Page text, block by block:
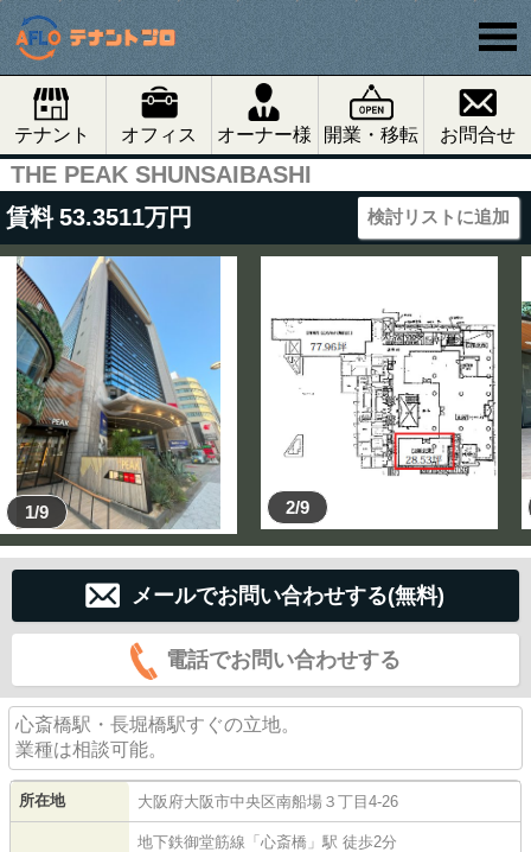
テナント オフィス オーナー様 開業・移転 お問合せ
THE PEAK SHUNSAIBASHI
賃料 53.3511万円 検討リストに追加
1/9 2/9
メールでお問い合わせする(無料)
電話でお問い合わせする
心斎橋駅・長堀橋駅すぐの立地。
業種は相談可能。
所在地 大阪府大阪市中央区南船場 ３丁目4-26
地下鉄御堂筋線 「心斎橋 」駅 徒歩2分